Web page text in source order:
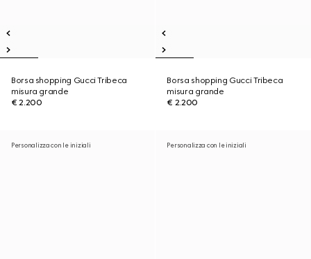
Borsa shopping Gucci Tribeca
misura grande
€ 2.200
Borsa shopping Gucci Tribeca
misura grande
€ 2.200
Personalizza con le iniziali Personalizza con le iniziali